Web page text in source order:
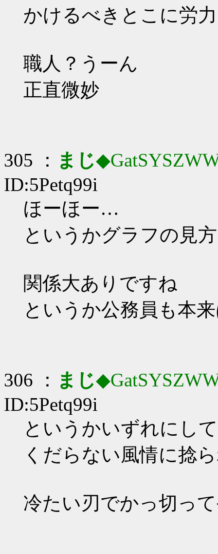
かけるべきとこに労
職人？うーん
正直微妙
305 ： まじ
ID:5Petq99i
ほーほー…
というかグラフの見
関係大ありですね
というか公務員も本
306 ： まじ
ID:5Petq99i
というかいずれにし
くだらない風情に捻
冷たい刃でかっ切っ